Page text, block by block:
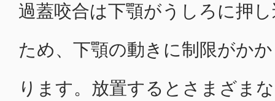
過蓋咬合は下顎がうしろに押
ため、下顎の動きに制限がか
ります。放置するとさまざま